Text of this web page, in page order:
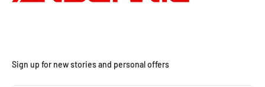
Sign up for new stories and personal offers